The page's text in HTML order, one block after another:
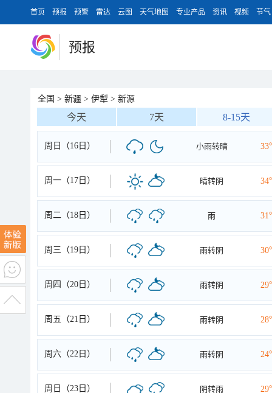
首页 预报 预警 雷达 云图 天气地图 专业产品 资讯 视频 节气
预报
全国 > 新疆 > 伊犁 > 新源
今天 7天 8-15天
周日（16日） 小雨转晴
周一（17日） 晴转阴
周二（18日） 雨
周三（19日） 雨转阴
周四（20日） 雨转阴
周五（21日） 雨转阴
周六（22日） 雨转阴
周日（23日） 阴转雨